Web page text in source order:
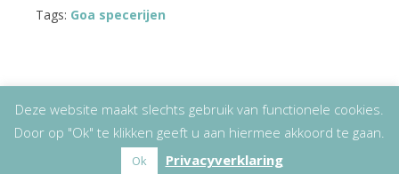
Tags: Goa specerijen
Copyright© 2026Lizet Kruyff| Disclaimer
Deze website maakt slechts gebruik van functionele cookies.
Door op "Ok" te klikken geeft u aan hiermee akkoord te gaan.
Ok Privacyverklaring